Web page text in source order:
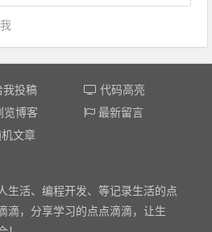
投稿
代码高亮
博客
最新留言
文章
生活、编程开发、等记录生活的点
滴，分享学习的点点滴滴，让生